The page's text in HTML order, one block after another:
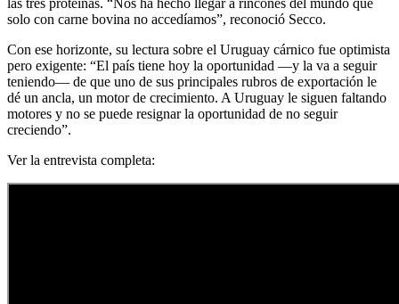
las tres proteínas. “Nos ha hecho llegar a rincones del mundo que
solo con carne bovina no accedíamos”, reconoció Secco.
Con ese horizonte, su lectura sobre el Uruguay cárnico fue optimista
pero exigente: “El país tiene hoy la oportunidad —y la va a seguir
teniendo— de que uno de sus principales rubros de exportación le
dé un ancla, un motor de crecimiento. A Uruguay le siguen faltando
motores y no se puede resignar la oportunidad de no seguir
creciendo”.
Ver la entrevista completa: